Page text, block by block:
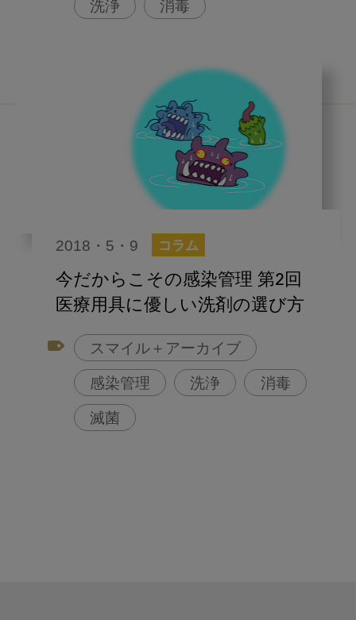
洗浄 消毒
2018・5・9 コラム
今だからこその感染管理 第2回
医療用具に優しい洗剤の選び方
スマイル＋アーカイブ
感染管理 洗浄 消毒
滅菌